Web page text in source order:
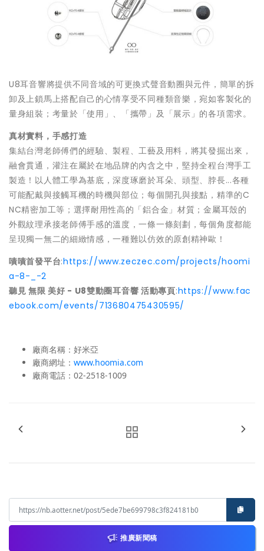
U8耳音響將提供不同音域的可更換式聲音動圈與元件，簡單的拆
卸及上鎖馬上搭配自己的心情享受不同種類音樂，宛如客製化的
量身組裝；考量於「使用」、「攜帶」及「展示」的各項需求。
真材實料，手感打造
集結台灣老師傅們的經驗、製程、工藝及用料，將其發掘出來，
融會貫通，灌注在屬於在地品牌的內含之中，堅持全程台灣手工
製造！以人體工學為基底，深度琢磨於耳朵、頭型、脖長...各種
可能配戴與接觸耳機的時機與部位；每個開孔與接點，精準的C
NC精密加工等；選擇耐用性高的「鋁合金」材質；金屬耳殼的
外觀紋理承接老師傅手感的溫度，一條一條刻劃，每個角度都能
呈現獨一無二的細緻情感，一種難以仿效的原創精神歐！
嘖嘖首發平台:https://www.zeczec.com/projects/hoomi
a-8-_-2
聽見 無限 美好 - U8雙動圈耳音響 活動專頁:https://www.fac
ebook.com/events/713680475430595/
廠商名稱：好米亞
廠商網址： www.hoomia.com
廠商電話：02-2518-1009
推廣新聞稿